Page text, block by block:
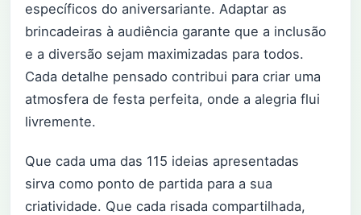
específicos do aniversariante. Adaptar as
brincadeiras à audiência garante que a inclusão
e a diversão sejam maximizadas para todos.
Cada detalhe pensado contribui para criar uma
atmosfera de festa perfeita, onde a alegria flui
livremente.
Que cada uma das 115 ideias apresentadas
sirva como ponto de partida para a sua
criatividade. Que cada risada compartilhada,